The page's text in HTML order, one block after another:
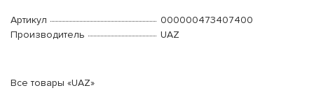
Артикул
000000473407400
Производитель
UAZ
Все товары «UAZ»